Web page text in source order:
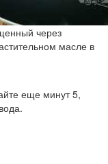
через
масле в
еще минут 5,